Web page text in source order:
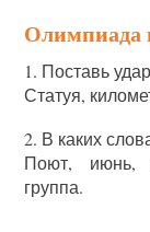
Олимпиада
1. Поставь
Статуя,
2. В каких
Поют, июнь,
группа.